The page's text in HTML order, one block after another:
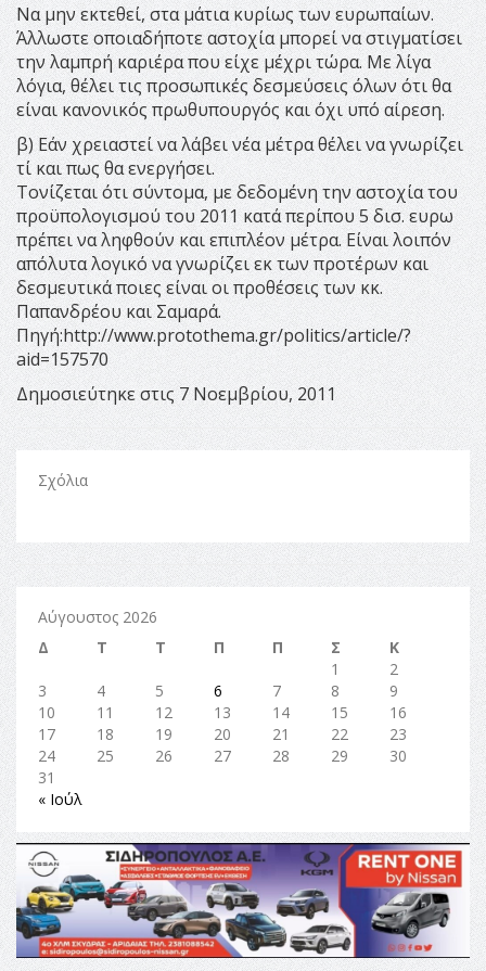
Να μην εκτεθεί, στα μάτια κυρίως των ευρωπαίων.
Άλλωστε οποιαδήποτε αστοχία μπορεί να στιγματίσει
την λαμπρή καριέρα που είχε μέχρι τώρα. Με λίγα
λόγια, θέλει τις προσωπικές δεσμεύσεις όλων ότι θα
είναι κανονικός πρωθυπουργός και όχι υπό αίρεση.
β) Εάν χρειαστεί να λάβει νέα μέτρα θέλει να γνωρίζει
τί και πως θα ενεργήσει.
Τονίζεται ότι σύντομα, με δεδομένη την αστοχία του
προϋπολογισμού του 2011 κατά περίπου 5 δισ. ευρω
πρέπει να ληφθούν και επιπλέον μέτρα. Είναι λοιπόν
απόλυτα λογικό να γνωρίζει εκ των προτέρων και
δεσμευτικά ποιες είναι οι προθέσεις των κκ.
Παπανδρέου και Σαμαρά.
Πηγή:http://www.protothema.gr/politics/article/?
aid=157570
Δημοσιεύτηκε στις 7 Νοεμβρίου, 2011
Σχόλια
Αύγουστος 2026
Δ
Τ Τ Π Π Σ
Κ
1
2
3
4 5 6 7 8
9
10
11 12 13 14 15
16
17
18 19 20 21 22
23
24
25 26 27 28 29
30
31
« Ιούλ